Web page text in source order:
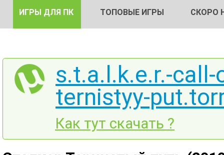
ИГРЫ ДЛЯ ПК ТОПОВЫЕ ИГРЫ СКОРО
s.t.a.l.k.e.r.-
ternistyy-
Как тут скачать ?